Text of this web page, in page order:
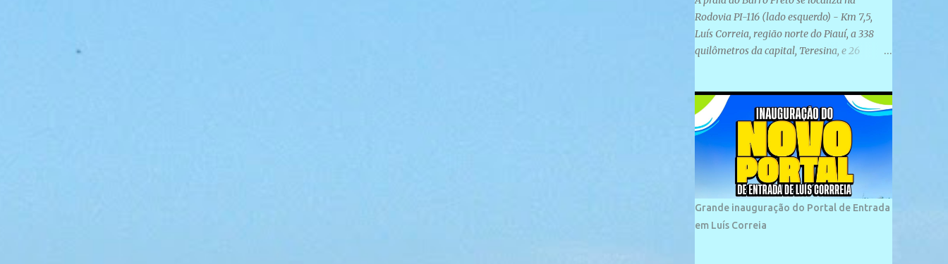
Rodovia PI-116 (lado esquerdo) - Km 7,5,
Luís Correia, região norte do Piauí, a 338
quilômetros da capital, Teresina, e 26
plana e retilínea na maior parte de sua
extensão, chegando a mais ou menos a 1,5
km de paisagens exuberantes. Possui ondas
suaves devido ao extensivo molhe de pedras
que não chegam a 2 metros de altura, não
apresentando dunas em seu espaço
geográfico. Não se sabe ao certo porque a
praia leva esse nome, e muitas das suas
Grande inauguração do Portal de Entrada
em Luís Correia